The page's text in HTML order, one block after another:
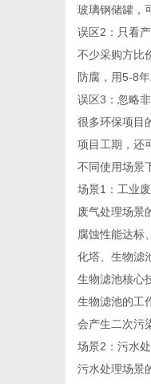
玻璃钢储罐，
误区2：只看
不少采购方比
防腐，用5-8
误区3：忽略
很多环保项目
项目工期，还
不同使用场景
场景1：工业
废气处理场景
腐蚀性能达标
化塔、生物滤
生物滤池核心
生物滤池的工
会产生二次污
场景2：污水
污水处理场景